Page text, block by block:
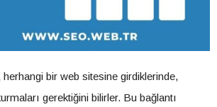
herhangi bir web sitesine girdiklerinde,
gerektiğini bilirler. Bu bağlantı